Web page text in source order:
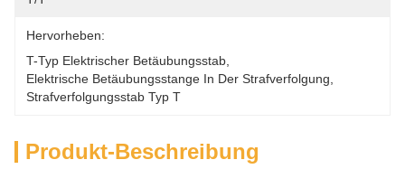
Hervorheben:
T-Typ Elektrischer Betäubungsstab
Elektrische Betäubungsstange In Der Strafverfolgung
Strafverfolgungsstab Typ T
Produkt-Beschreibung